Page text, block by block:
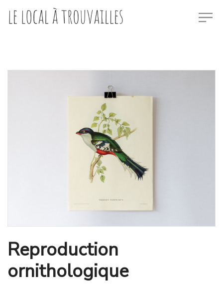
Reproduction
ornithologique